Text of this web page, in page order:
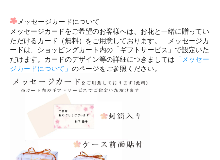
メッセージカードについて
メッセージカードをご希望のお客様へは、お花と一緒に贈ってい
ただけるカード（無料）をご用意しております。 メッセージカ
ードは、ショッピングカート内の「ギフトサービス」で設定いた
だけます。カードのデザイン等の詳細につきましては 「メッセー
ジカードについて」 のページをご参照ください。